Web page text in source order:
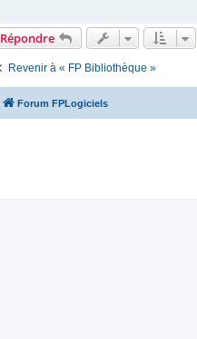
Répondre
Revenir à « FP Bibliothèque »
Forum FPLogiciels